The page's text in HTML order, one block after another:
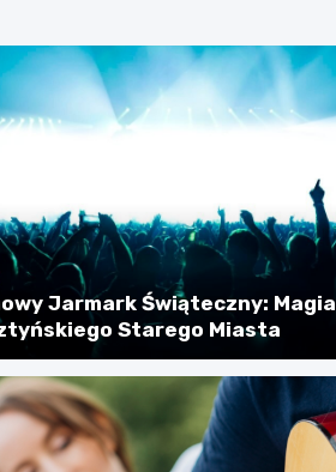
Jarmark Świąteczny: Magia
Starego Miasta